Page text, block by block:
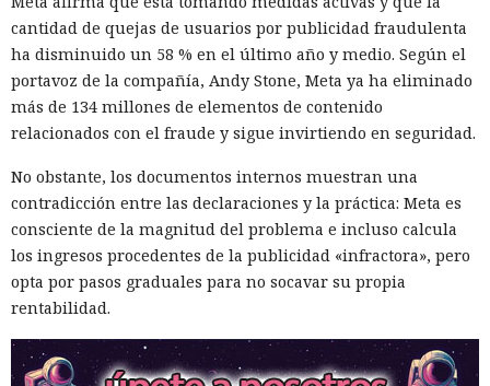
cantidad de quejas de usuarios por publicidad fraudulenta
ha disminuido un 58 % en el último año y medio. Según el
portavoz de la compañía, Andy Stone, Meta ya ha eliminado
más de 134 millones de elementos de contenido
relacionados con el fraude y sigue invirtiendo en seguridad.
No obstante, los documentos internos muestran una
contradicción entre las declaraciones y la práctica: Meta es
consciente de la magnitud del problema e incluso calcula
los ingresos procedentes de la publicidad «infractora», pero
opta por pasos graduales para no socavar su propia
rentabilidad.